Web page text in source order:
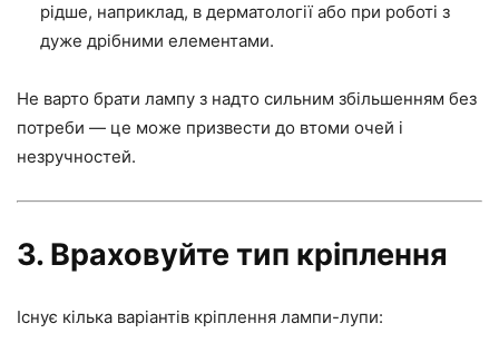
рідше, наприклад, в дерматології або при роботі з
дуже дрібними елементами.
Не варто брати лампу з надто сильним збільшенням без
потреби — це може призвести до втоми очей і
незручностей.
3. Враховуйте тип кріплення
Існує кілька варіантів кріплення лампи-лупи: